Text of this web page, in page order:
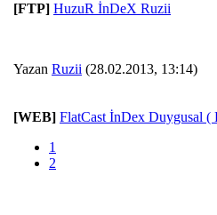
[FTP] HuzuR İnDeX Ruzii
Yazan Ruzii (28.02.2013, 13:14)
[WEB] FlatCast İnDex Duygusal (
1
2